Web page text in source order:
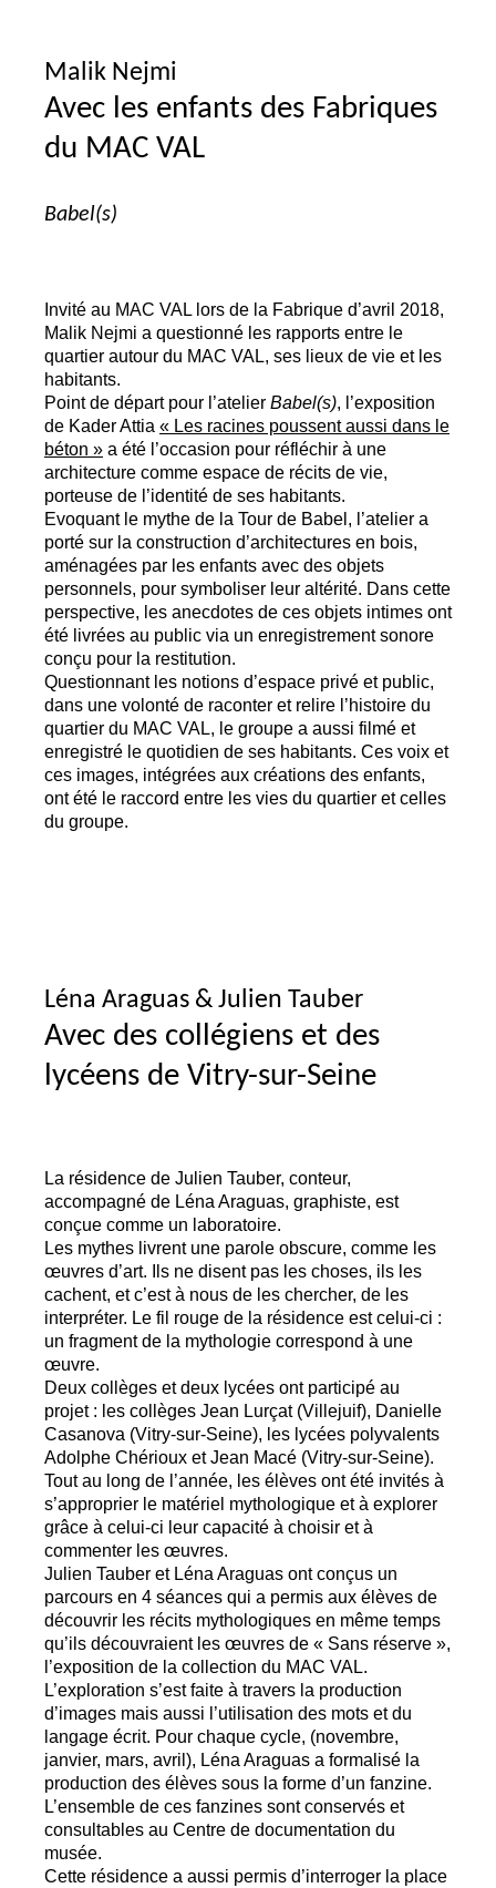
Malik Nejmi
Avec les enfants des Fabriques
du MAC VAL
Babel(s)
Invité au MAC VAL lors de la Fabrique d’avril 2018,
Malik Nejmi a questionné les rapports entre le
quartier autour du MAC VAL, ses lieux de vie et les
habitants.
Point de départ pour l’atelier Babel(s), l’exposition
de Kader Attia « Les racines poussent aussi dans le
béton » a été l’occasion pour réfléchir à une
architecture comme espace de récits de vie,
porteuse de l’identité de ses habitants.
Evoquant le mythe de la Tour de Babel, l’atelier a
porté sur la construction d’architectures en bois,
aménagées par les enfants avec des objets
personnels, pour symboliser leur altérité. Dans cette
perspective, les anecdotes de ces objets intimes ont
été livrées au public via un enregistrement sonore
conçu pour la restitution.
Questionnant les notions d’espace privé et public,
dans une volonté de raconter et relire l’histoire du
quartier du MAC VAL, le groupe a aussi filmé et
enregistré le quotidien de ses habitants. Ces voix et
ces images, intégrées aux créations des enfants,
ont été le raccord entre les vies du quartier et celles
du groupe.
Léna Araguas & Julien Tauber
Avec des collégiens et des
lycéens de Vitry-sur-Seine
La résidence de Julien Tauber, conteur,
accompagné de Léna Araguas, graphiste, est
conçue comme un laboratoire.
Les mythes livrent une parole obscure, comme les
œuvres d’art. Ils ne disent pas les choses, ils les
cachent, et c’est à nous de les chercher, de les
interpréter. Le fil rouge de la résidence est celui-ci :
un fragment de la mythologie correspond à une
œuvre.
Deux collèges et deux lycées ont participé au
projet : les collèges Jean Lurçat (Villejuif), Danielle
Casanova (Vitry-sur-Seine), les lycées polyvalents
Adolphe Chérioux et Jean Macé (Vitry-sur-Seine).
Tout au long de l’année, les élèves ont été invités à
s’approprier le matériel mythologique et à explorer
grâce à celui-ci leur capacité à choisir et à
commenter les œuvres.
Julien Tauber et Léna Araguas ont conçus un
parcours en 4 séances qui a permis aux élèves de
découvrir les récits mythologiques en même temps
qu’ils découvraient les œuvres de « Sans réserve »,
l’exposition de la collection du MAC VAL.
L’exploration s’est faite à travers la production
d’images mais aussi l’utilisation des mots et du
langage écrit. Pour chaque cycle, (novembre,
janvier, mars, avril), Léna Araguas a formalisé la
production des élèves sous la forme d’un fanzine.
L’ensemble de ces fanzines sont conservés et
consultables au Centre de documentation du
musée.
Cette résidence a aussi permis d’interroger la place